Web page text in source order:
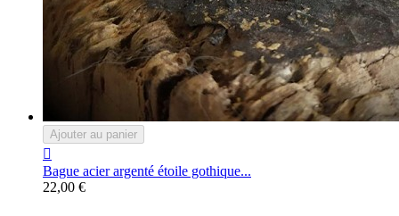
Ajouter au panier

Bague acier argenté étoile gothique...
22,00 €